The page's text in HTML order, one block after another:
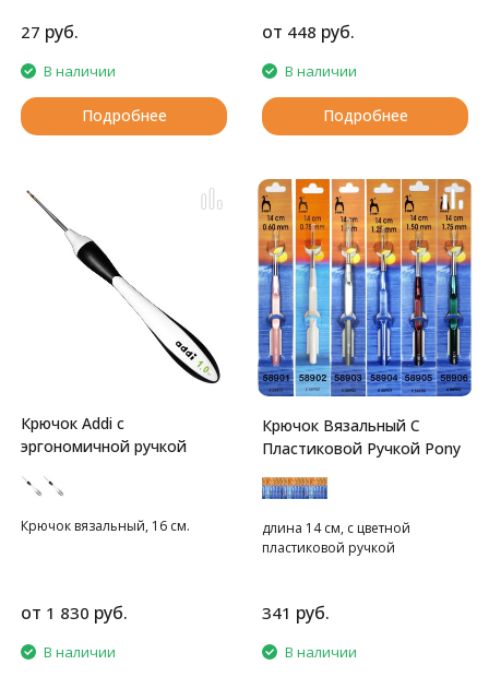
27 руб.
В наличии
Подробнее
от 448 руб.
В наличии
Подробнее
Крючок Addi с
эргономичной ручкой
Крючок вязальный, 16 см.
от 1 830 руб.
В наличии
Крючок Вязальный С
Пластиковой Ручкой Pony
длина 14 см, с цветной
пластиковой ручкой
341 руб.
В наличии